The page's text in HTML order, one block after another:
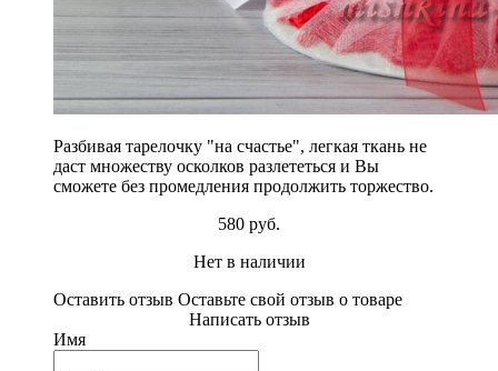
Разбивая тарелочку "на счастье", легкая ткань не
даст множеству осколков разлететься и Вы
сможете без промедления продолжить торжество.
580 руб.
Нет в наличии
Оставить отзыв Оставьте свой отзыв о товаре
Написать отзыв
Имя